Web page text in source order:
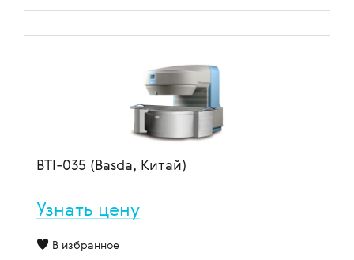
BTI-035 (Basda, Китай)
Узнать цену
В избранное